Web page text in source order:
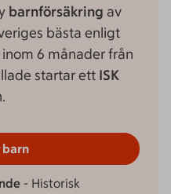
barnförsäkring av
bästa enligt
6 månader från
startar ett ISK
barn
- Historisk